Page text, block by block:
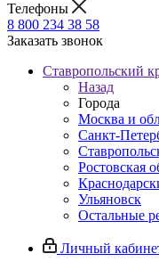
Телефоны
8 800 234 38 58
Заказать звонок
Ставропольский
Назад
Города
Москва и
Санкт-
Ростовская
Ульяновск
Остальные
Личный